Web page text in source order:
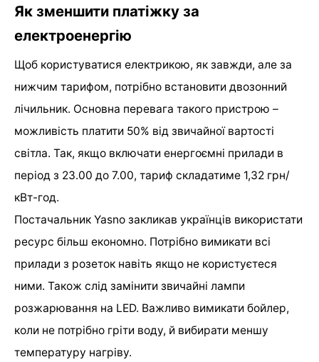
Як зменшити платіжку за
електроенергію
Щоб користуватися електрикою, як завжди, але за
нижчим тарифом, потрібно встановити двозонний
лічильник. Основна перевага такого пристрою –
можливість платити 50% від звичайної вартості
світла. Так, якщо включати енергоємні прилади в
період з 23.00 до 7.00, тариф складатиме 1,32 грн/
кВт-год.
Постачальник Yasno закликав українців використати
ресурс більш економно. Потрібно вимикати всі
прилади з розеток навіть якщо не користуєтеся
ними. Також слід замінити звичайні лампи
розжарювання на LED. Важливо вимикати бойлер,
коли не потрібно гріти воду, й вибирати меншу
температуру нагріву.